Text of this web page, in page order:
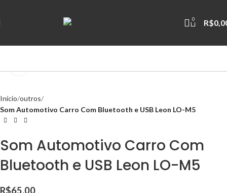
0 R$
Início outros
Som Automotivo Carro Com Bluetooth e USB Leon LO-M5
Som Automotivo Carro Com
Bluetooth e USB Leon LO-M5
R$65,00